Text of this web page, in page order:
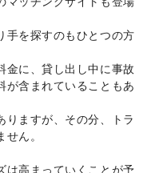
手を探すのもひとつの方
金に、貸し出し中に事故
が含まれていることもあ
りますが、その分、トラ
ん。
は高まっていくことが予